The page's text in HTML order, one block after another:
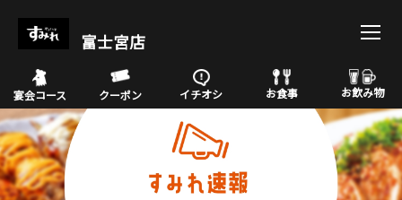
富士宮店
宴会コース クーポン イチオシ お食事 お飲み物